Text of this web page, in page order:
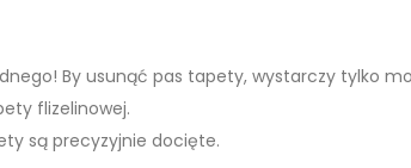
By usunąć pas tapety, wystarczy tylko
flizelinowej.
są precyzyjnie docięte.